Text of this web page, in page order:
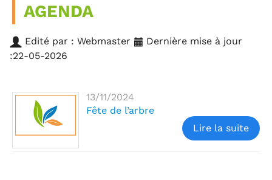
AGENDA
Edité par : Webmaster
Dernière mise à jour
:22-05-2026
13/11/2024
Fête de l’arbre
Lire la suite